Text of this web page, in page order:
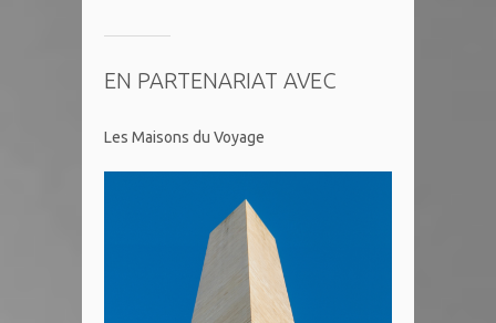
EN PARTENARIAT AVEC
Les Maisons du Voyage